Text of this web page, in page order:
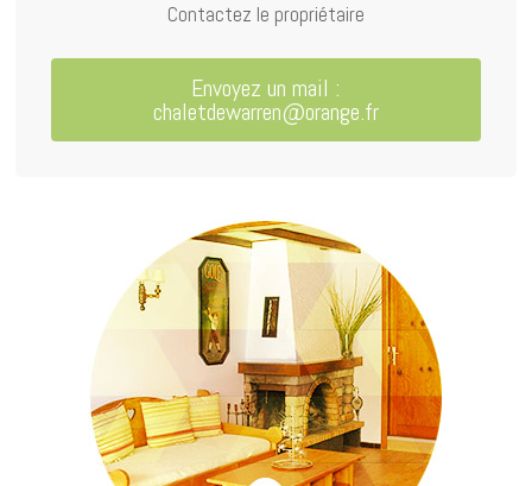
Contactez le propriétaire
Envoyez un mail :
chaletdewarren@orange.fr